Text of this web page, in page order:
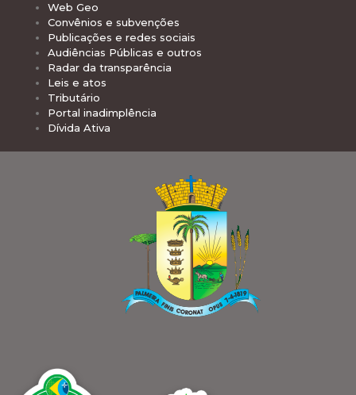
Web Geo
Convênios e subvenções
Publicações e redes sociais
Audiências Públicas e outros
Radar da transparência
Leis e atos
Tributário
Portal inadimplência
Dívida Ativa